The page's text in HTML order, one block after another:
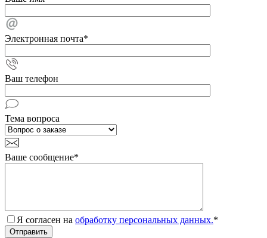
Электронная почта*
Ваш телефон
Тема вопроса
Ваше сообщение*
Я согласен на обработку персональных данных.*